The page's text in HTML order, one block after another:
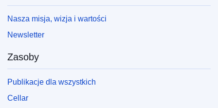
Nasza misja, wizja i wartości
Newsletter
Zasoby
Publikacje dla wszystkich
Cellar